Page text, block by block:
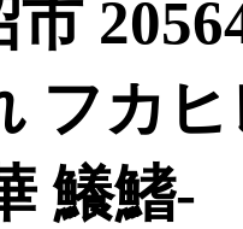
フカ
鱶鰭-